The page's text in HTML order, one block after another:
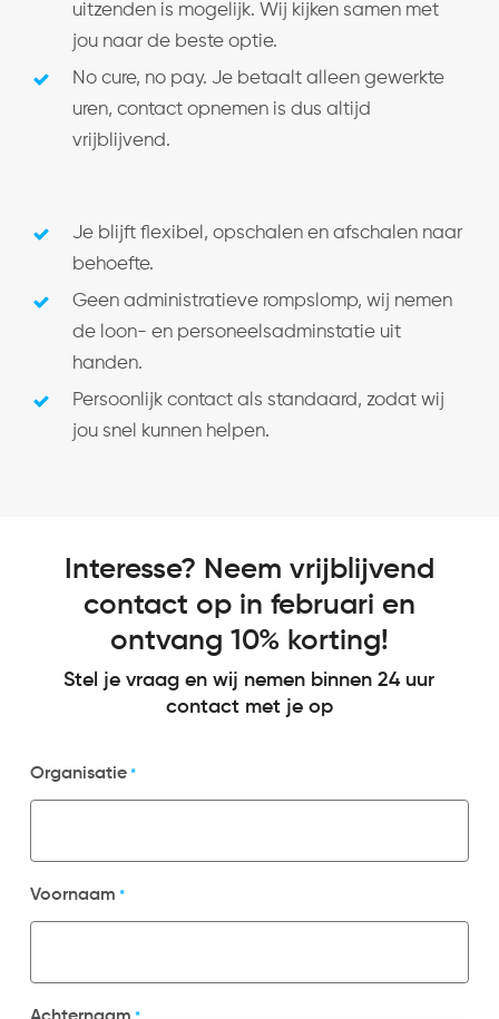
uitzenden is mogelijk. Wij kijken samen met
jou naar de beste optie.
No cure, no pay. Je betaalt alleen gewerkte
uren, contact opnemen is dus altijd
vrijblijvend.
Je blijft flexibel, opschalen en afschalen naar
behoefte.
Geen administratieve rompslomp, wij nemen
de loon- en personeelsadminstatie uit
handen.
Persoonlijk contact als standaard, zodat wij
jou snel kunnen helpen.
Interesse? Neem vrijblijvend
contact op in februari en
ontvang 10% korting!
Stel je vraag en wij nemen binnen 24 uur
contact met je op
Organisatie *
Voornaam *